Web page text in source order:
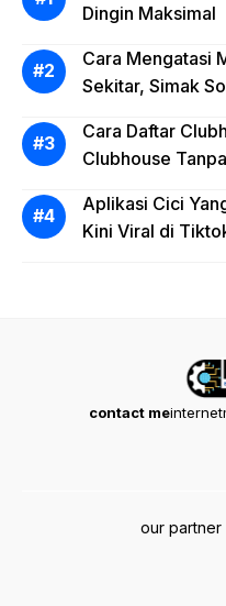
Dingin Maksimal
Cara Mengatasi
Sekitar, Simak
Cara Daftar
Clubhouse
Aplikasi Cici
Kini Viral di
contact me
our partner